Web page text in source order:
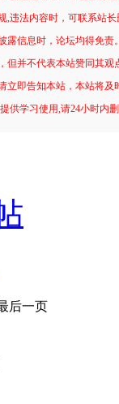
,违法内容时，可联系站
露信息时，论坛均得免责
但并不代表本站赞同其观
立即告知本站，本站将及
供学习使用,请24小时内
后一页